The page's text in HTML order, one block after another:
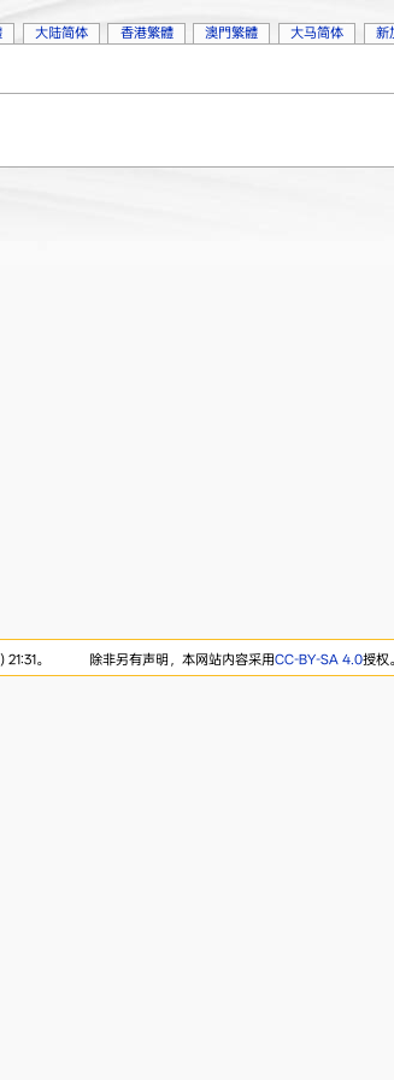
大陆简体 香港繁體 澳門繁體 大马简体 新
。 除非另有声明，本网站内容采用CC-BY-SA 4.0授权。